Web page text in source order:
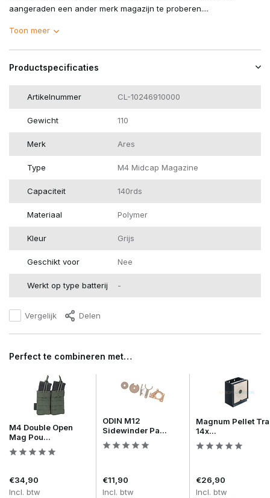
aangeraden een ander merk magazijn te proberen....
Toon meer
Productspecificaties
Artikelnummer CL-10246910000
Gewicht 110
Merk Ares
Type M4 Midcap Magazine
Capaciteit 140rds
Materiaal Polymer
Kleur Grijs
Geschikt voor Nee
Werkt op type batterij -
Vergelijk Delen
Perfect te combineren met…
M4 Double Open
Mag Pou...
€34,90
Incl. btw
ODIN M12
Sidewinder Pa...
€11,90
Incl. btw
Magnum Pellet
14x...
€26,90
Incl. btw